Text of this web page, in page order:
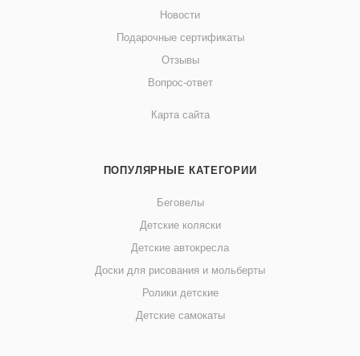
Новости
Подарочные сертификаты
Отзывы
Вопрос-ответ
Карта сайта
ПОПУЛЯРНЫЕ КАТЕГОРИИ
Беговелы
Детские коляски
Детские автокресла
Доски для рисования и мольберты
Ролики детские
Детские самокаты